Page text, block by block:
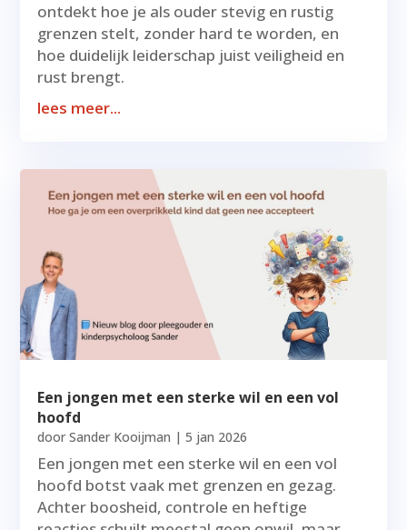
ontdekt hoe je als ouder stevig en rustig
grenzen stelt, zonder hard te worden, en
hoe duidelijk leiderschap juist veiligheid en
rust brengt.
lees meer...
Een jongen met een sterke wil en een vol
hoofd
doorSander Kooijman |5 jan 2026
Een jongen met een sterke wil en een vol
hoofd botst vaak met grenzen en gezag.
Achter boosheid, controle en heftige